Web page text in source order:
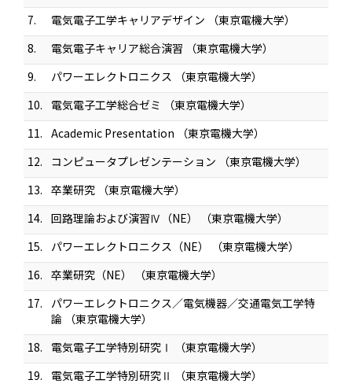
7.
電気電子工学キャリアデザイン （東京電機大学）
8.
電気電子キャリア総合演習 （東京電機大学）
9.
パワーエレクトロニクス （東京電機大学）
10.
電気電子工学総合ゼミ （東京電機大学）
11. Academic Presentation （東京電機大学）
12.
コンピュータプレゼンテーション （東京電機大学）
13. 卒業研究 （東京電機大学）
14. 回路理論および演習Ⅳ（NE） （東京電機大学）
15.
パワーエレクトロニクス（NE） （東京電機大学）
16. 卒業研究（NE） （東京電機大学）
17.
パワーエレクトロニクス／電気機器／交通電気工学特
論 （東京電機大学）
18.
電気電子工学特別研究Ⅰ （東京電機大学）
19.
電気電子工学特別研究Ⅱ （東京電機大学）